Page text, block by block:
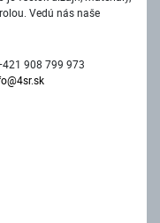
Vedú nás naše
908 799 973